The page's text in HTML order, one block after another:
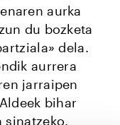
aurka
du bozketa
dela.
aurrera
jarraipen
bihar
sinatzeko.